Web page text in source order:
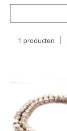
1 producten